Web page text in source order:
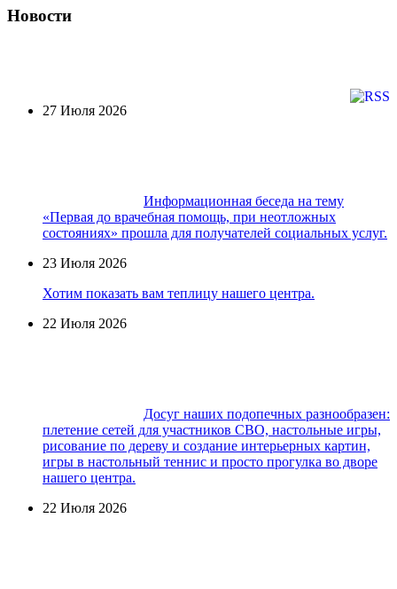
Новости
27 Июля 2026
Информационная беседа на тему
«Первая до врачебная помощь, при неотложных
состояниях» прошла для получателей социальных услуг.
23 Июля 2026
Хотим показать вам теплицу нашего центра.
22 Июля 2026
Досуг наших подопечных разнообразен:
плетение сетей для участников СВО, настольные игры,
рисование по дереву и создание интерьерных картин,
игры в настольный теннис и просто прогулка во дворе
нашего центра.
22 Июля 2026